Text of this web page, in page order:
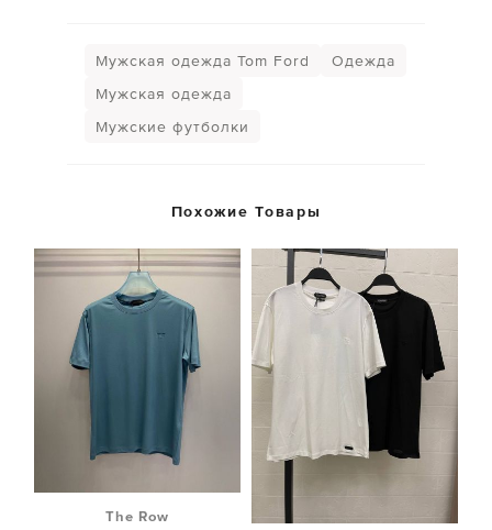
Мужская одежда Tom Ford
Одежда
Мужская одежда
Мужские футболки
Похожие Товары
The Row